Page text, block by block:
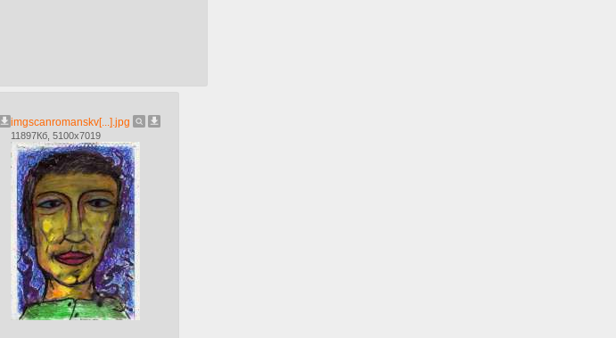
imgscanromanskv[...].jpg
11897Кб, 5100x7019